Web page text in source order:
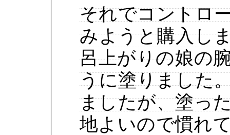
それでコントロ
みようと購入し
呂上がりの娘の
うに塗りました
ましたが、塗っ
地よいので慣れ